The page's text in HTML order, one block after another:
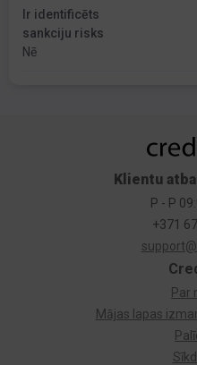
Ir identificēts
sankciju risks
Nē
Par
Mājas lapas
Klientu
P - P
+371